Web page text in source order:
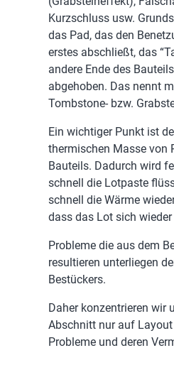
Kurzschluss usw.
das Pad, das den
erstes abschließt, das
andere Ende des
abgehoben. Das nennt
Tombstone- bzw.
Ein wichtiger Punkt ist
thermischen Masse von
Bauteils. Dadurch wird
schnell die Lotpaste
schnell die Wärme
dass das Lot sich
Probleme die aus dem
resultieren unterliegen
Bestückers.
Daher konzentrieren wir
Abschnitt nur auf
Probleme und deren